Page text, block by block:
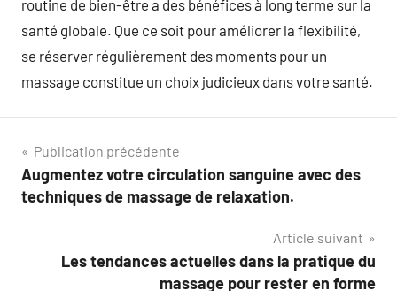
routine de bien-être a des bénéfices à long terme sur la
santé globale. Que ce soit pour améliorer la flexibilité,
se réserver régulièrement des moments pour un
massage constitue un choix judicieux dans votre santé.
Navigation
de
Publication précédente
Augmentez votre circulation sanguine avec des
techniques de massage de relaxation.
Article suivant
Les tendances actuelles dans la pratique du
massage pour rester en forme